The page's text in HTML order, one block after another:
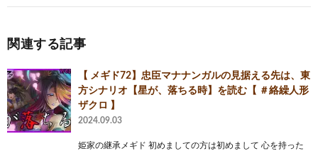
関連する記事
【 メギド72】忠臣マナナンガルの見据える先は、東
方シナリオ【星が、落ちる時】を読む【 ＃絡繰人形
ザクロ 】
2024.09.03
姫家の継承メギド 初めましての方は初めまして 心を持った